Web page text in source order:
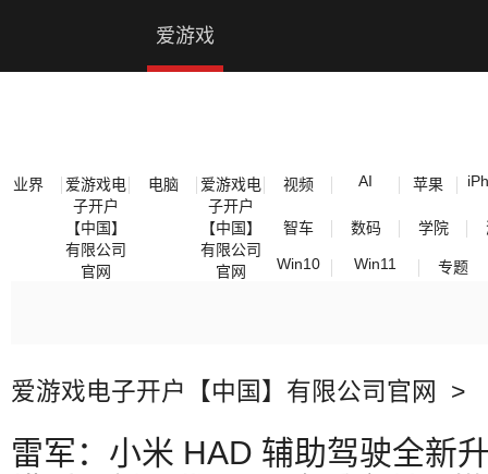
爱游戏电子开户【中国】有限公司官网
爱游戏
国】有
业界
爱游戏电
子开户
【中国】
有限公司
官网
电脑
爱游戏电
子开户
【中国】
有限公司
官网
视频 AI 苹果
智车 数码 学院
Win10 Win11 专题
爱游戏电子开户【中国】有限公司官网 >
雷军：小米 HAD 辅助驾驶全新